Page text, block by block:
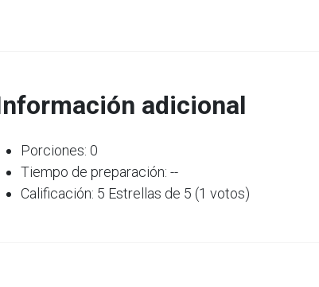
adicional
Porciones: 0
Tiempo de preparación: --
Calificación: 5 Estrellas de 5 (1 votos)